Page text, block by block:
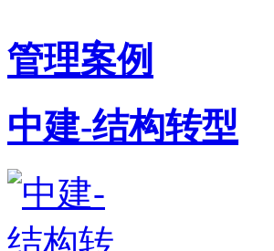
管理案例
中建-结构转型